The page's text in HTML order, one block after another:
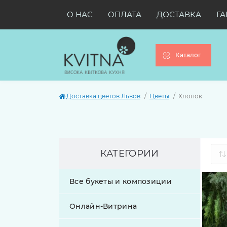
О НАС ОПЛАТА ДОСТАВКА
Каталог
Доставка цветов Львов Цветы Хлопок
КАТЕГОРИИ
Все букеты и композиции
Онлайн-Витрина